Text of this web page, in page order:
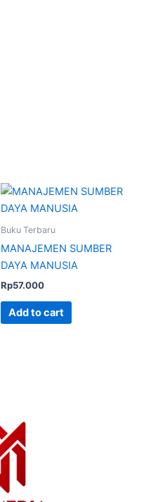
Buku Terbaru
MANAJEMEN SUMBER
DAYA MANUSIA
Rp57.000
Add to cart